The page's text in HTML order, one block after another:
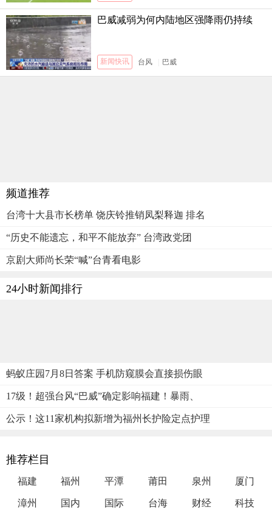
巴威减弱为何内陆地区强降雨仍持续
新闻快讯 台风 巴威
频道推荐
台湾十大县市长榜单 饶庆铃推销凤梨释迦 排名
“历史不能遗忘，和平不能放弃” 台湾政党团
京剧大师尚长荣“喊”台青看电影
24小时新闻排行
蚂蚁庄园7月8日答案 手机防窥膜会直接损伤眼
17级！超强台风“巴威”确定影响福建！暴雨、
公示！这11家机构拟新增为福州长护险定点护理
推荐栏目
福建 福州 平潭 莆田 泉州 厦门
漳州 国内 国际 台海 财经 科技